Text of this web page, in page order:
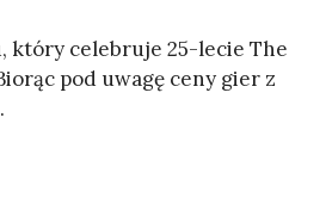
który celebruje 25-lecie The
pod uwagę ceny gier z